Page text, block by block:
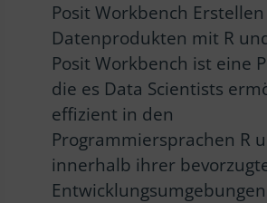
Posit Workbench Erstellen
Datenprodukten mit R
Posit Workbench ist eine
die es Data Scientists
effizient in den
Programmiersprachen R
innerhalb ihrer